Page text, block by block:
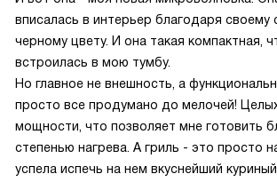
вписалась в интерьер благодаря своему
черному цвету. И она такая компактная,
встроилась в мою тумбу.
Но главное не внешность, а
просто все продумано до мелочей!
мощности, что позволяет мне готовить
степенью нагрева. А гриль - это просто
успела испечь на нем вкуснейший